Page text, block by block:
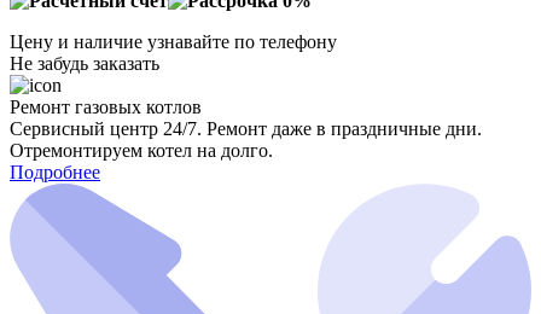
Цену и наличие узнавайте по телефону
Не забудь заказать
Ремонт газовых котлов
Сервисный центр 24/7. Ремонт даже в праздничные дни.
Отремонтируем котел на долго.
Подробнее